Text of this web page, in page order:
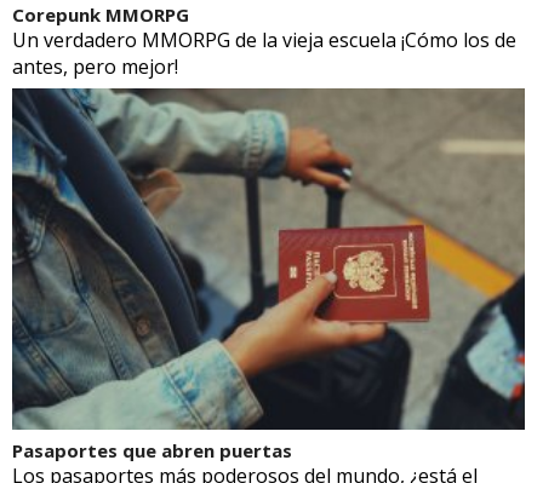
Corepunk MMORPG
Un verdadero MMORPG de la vieja escuela ¡Cómo los de
antes, pero mejor!
Pasaportes que abren puertas
Los pasaportes más poderosos del mundo, ¿está el